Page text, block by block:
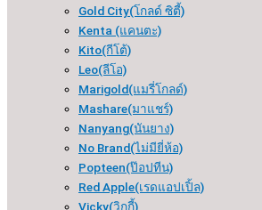
Gold City(โกลด์ ซิตี้)
Kenta (แคนตะ)
Kito(กีโต้)
Leo(ลีโอ)
Marigold(แมรี่โกลด์)
Mashare(มาแชร์)
Nanyang(นันยาง)
No Brand(ไม่มียี่ห้อ)
Popteen(ป๊อปทีน)
Red Apple(เรดแอปเปิ้ล)
Vicky(วิกกี้)